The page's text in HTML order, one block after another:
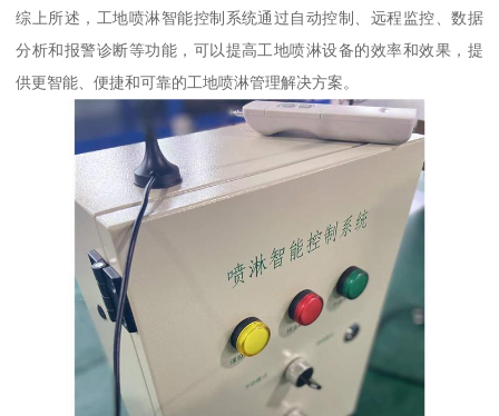
综上所述，工地喷淋智能控制系统通过自动控制、远程监控、数据
分析和报警诊断等功能，可以提高工地喷淋设备的效率和效果，提
供更智能、便捷和可靠的工地喷淋管理解决方案。